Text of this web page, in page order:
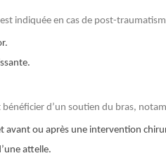
indiquée en cas de post-
d’un soutien du bras,
avant ou après une intervention
attelle.